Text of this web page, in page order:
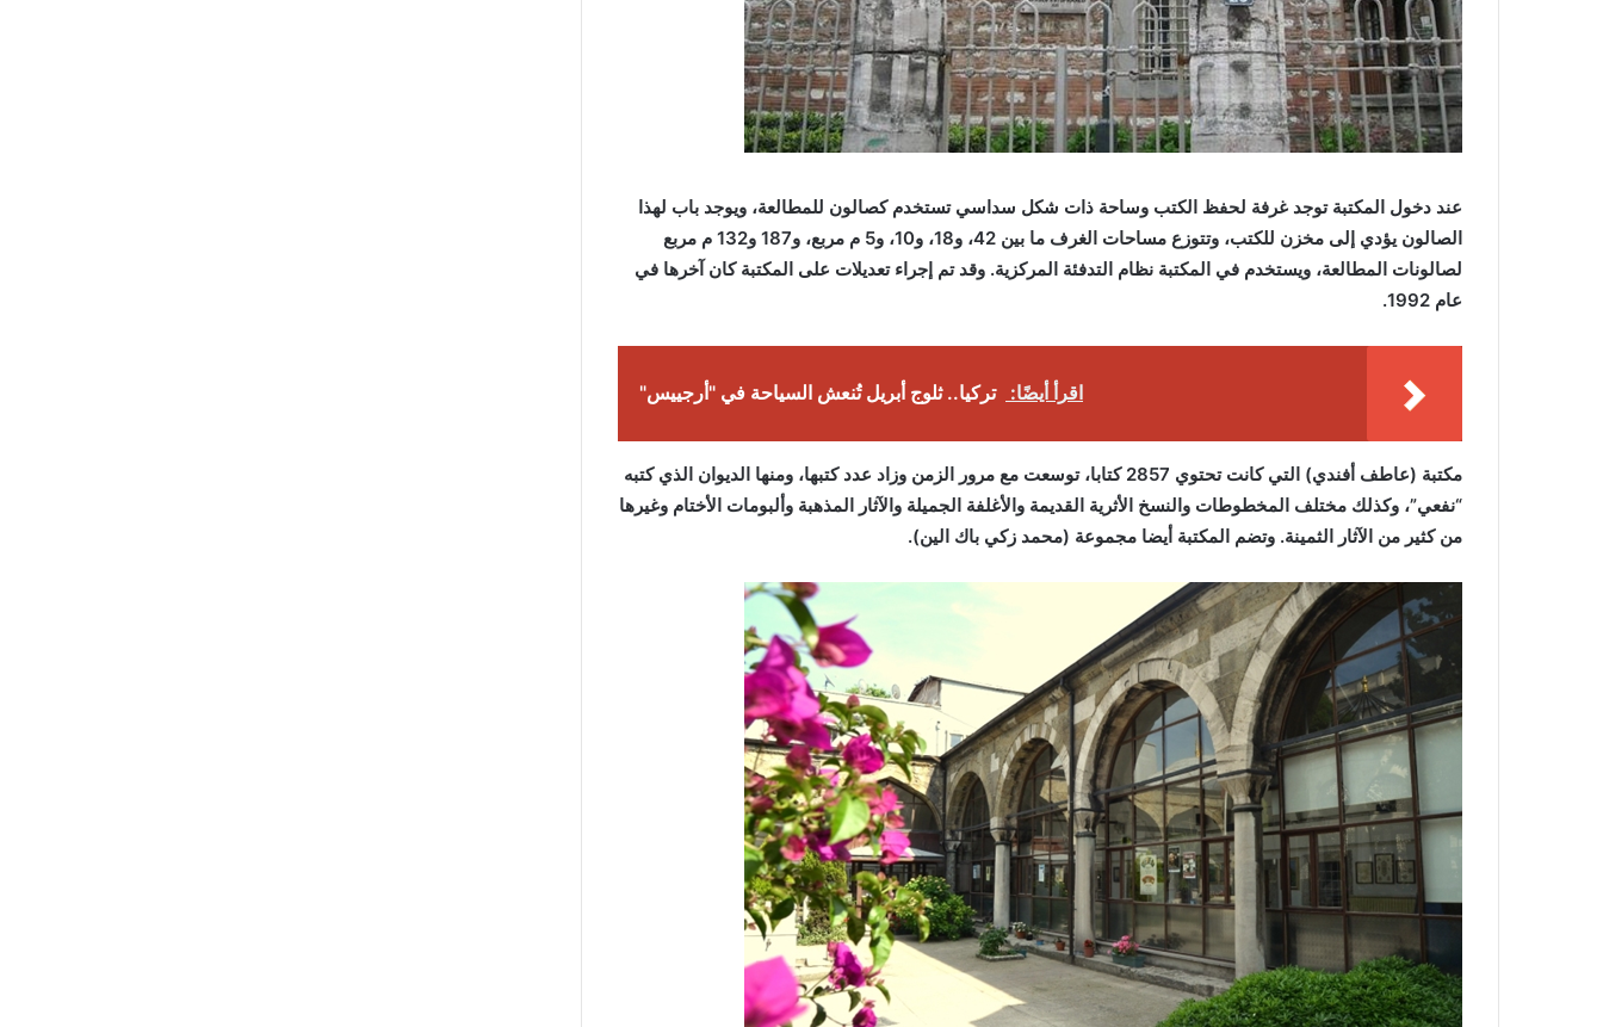
عند دخول المكتبة توجد غرفة لحفظ الكتب وساحة ذات شكل سداسي تستخدم كصالون للمطالعة، ويوجد باب لهذا
الصالون يؤدي إلى مخزن للكتب، وتتوزع مساحات الغرف ما بين 42، و18، و10، و5 م مربع، و187 و132 م مربع
لصالونات المطالعة، ويستخدم في المكتبة نظام التدفئة المركزية. وقد تم إجراء تعديلات على المكتبة كان آخرها في
عام 1992.
اقرأ أيضًا: تركيا.. ثلوج أبريل تُنعش السياحة في "أرجييس"
مكتبة (عاطف أفندي) التي كانت تحتوي 2857 كتابا، توسعت مع مرور الزمن وزاد عدد كتبها، ومنها الديوان الذي كتبه
“نفعي”، وكذلك مختلف المخطوطات والنسخ الأثرية القديمة والأغلفة الجميلة والآثار المذهبة وألبومات الأختام وغيرها
من كثير من الآثار الثمينة. وتضم المكتبة أيضا مجموعة (محمد زكي باك الين).